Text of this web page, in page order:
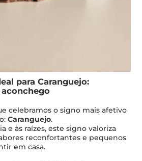
para Caranguejo:
celebramos o signo mais afetivo
Caranguejo.
e às raízes, este signo valoriza
reconfortantes e pequenos
em casa.